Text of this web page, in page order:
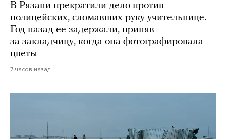
В Рязани прекратили дело против
полицейских, сломавших руку учительнице.
Год назад ее задержали, приняв
за закладчицу, когда она фотографировала
цветы
7 часов назад